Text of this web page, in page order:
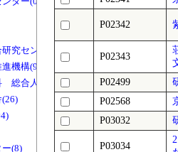
究センター(8)
機構(99)
総合人間学部(28)
(8)
P02342
P02343
P02499
P02568
P03032
P03034